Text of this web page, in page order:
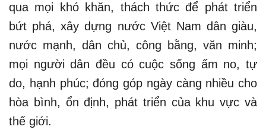
qua mọi khó khăn, thách thức để phát triển
bứt phá, xây dựng nước Việt Nam dân giàu,
nước mạnh, dân chủ, công bằng, văn minh;
mọi người dân đều có cuộc sống ấm no, tự
do, hạnh phúc; đóng góp ngày càng nhiều cho
hòa bình, ổn định, phát triển của khu vực và
thế giới.